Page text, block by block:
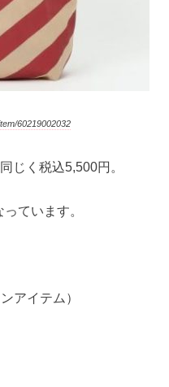
60219002032
じく税込5,500円。
ています。
アイテム）